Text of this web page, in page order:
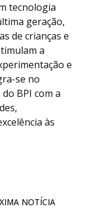
tecnologia
geração,
de crianças e
a
e
se no
BPI com a
às
NOTÍCIA